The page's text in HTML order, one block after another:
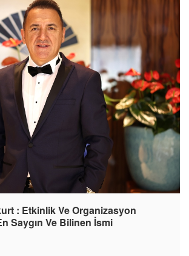
: Etkinlik Ve Organizasyon
Saygın Ve Bilinen İsmi